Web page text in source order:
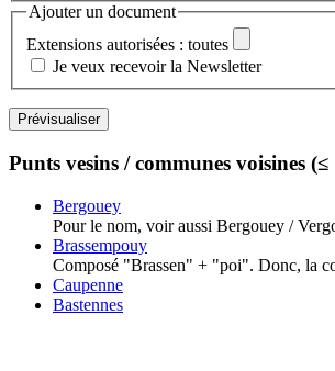
Ajouter un document
Extensions autorisées : toutes
Je veux recevoir la Newsletter
Punts vesins / communes voisines
Bergouey
Pour le nom, voir aussi Bergouey /
Brassempouy
Composé "Brassen" + "poi". Donc, la
Caupenne
Bastennes